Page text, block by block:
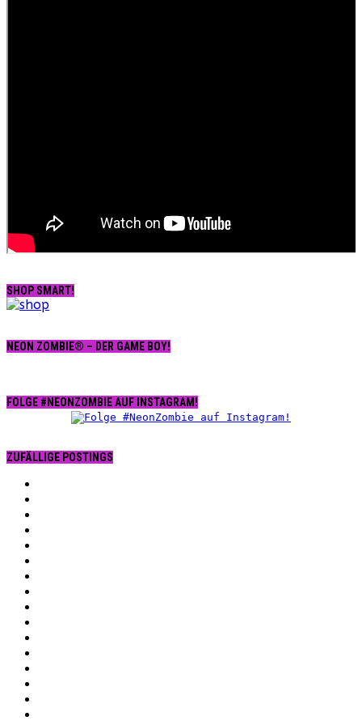
SHOP SMART!
NEON ZOMBIE® – DER GAME BOY!
FOLGE #NEONZOMBIE AUF INSTAGRAM!
ZUFÄLLIGE POSTINGS